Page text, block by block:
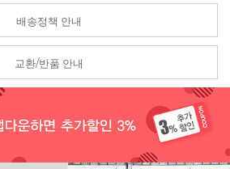
배송정책 안내
교환/반품 안내